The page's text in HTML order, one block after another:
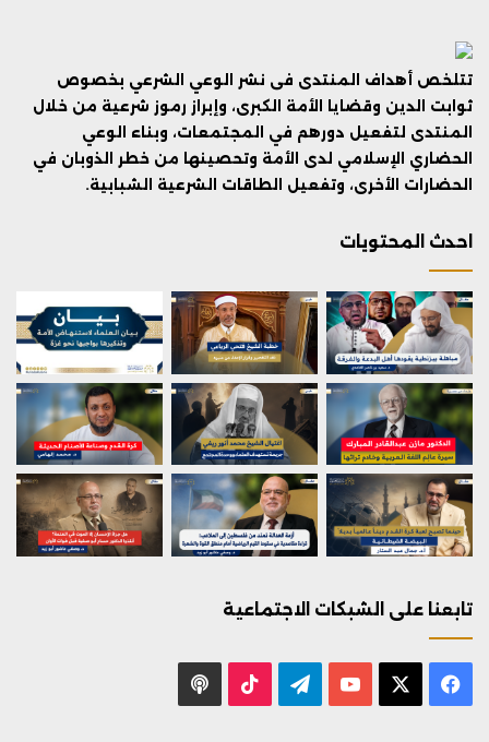
تتلخص أهداف المنتدى فى نشر الوعي الشرعي بخصوص
ثوابت الدين وقضايا الأمة الكبرى، وإبراز رموز شرعية من خلال
المنتدى لتفعيل دورهم في المجتمعات، وبناء الوعي
الحضاري الإسلامي لدى الأمة وتحصينها من خطر الذوبان في
الحضارات الأخرى، وتفعيل الطاقات الشرعية الشبابية.
احدث المحتويات
تابعنا على الشبكات الاجتماعية
فيسبوك يوتيوب تيلقرام ‫TikTok